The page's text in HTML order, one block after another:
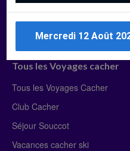
Restaurants cacher à Marseille
Restaurants cacher Dubaï
Tous les Voyages cacher
Tous les Voyages Cacher
Club Cacher
Séjour Souccot
Vacances cacher ski